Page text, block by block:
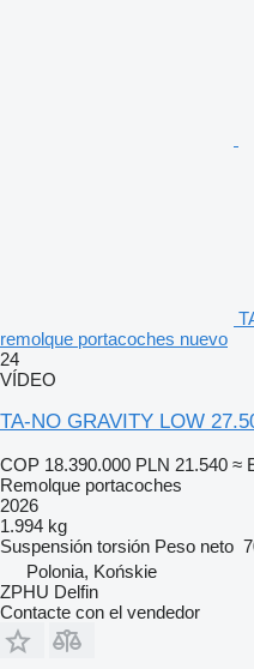
remolque portacoches nuevo
24
VÍDEO
TA-NO GRAVITY LOW
COP 18.390.000 PLN 21.540 ≈
Remolque portacoches
2026
1.994 kg
Suspensión torsión Peso neto
Polonia, Końskie
ZPHU Delfin
Contacte con el vendedor